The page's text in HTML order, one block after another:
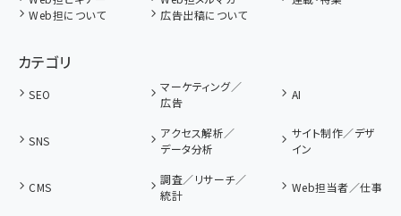
Web担について
広告出稿について
カテゴリ
SEO
マーケティング／
広告
AI
SNS
アクセス解析／
データ分析
サイト制作／デザ
イン
CMS
調査／リサーチ／
統計
Web担当者／仕事